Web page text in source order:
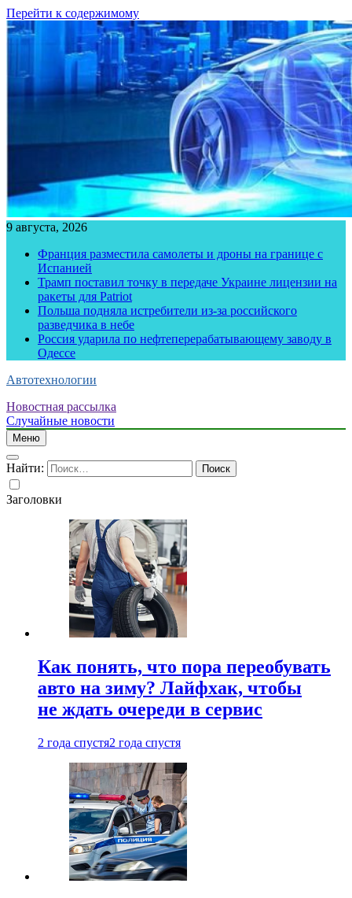
Перейти к содержимому
9 августа, 2026
Франция разместила самолеты и дроны на границе с
Испанией
Трамп поставил точку в передаче Украине лицензии на
ракеты для Patriot
Польша подняла истребители из-за российского
разведчика в небе
Россия ударила по нефтеперерабатывающему заводу в
Одессе
Автотехнологии
Новостная рассылка
Случайные новости
Меню
Найти:
Заголовки
Как понять, что пора переобувать
авто на зиму? Лайфхак, чтобы
не ждать очереди в сервис
2 года спустя2 года спустя